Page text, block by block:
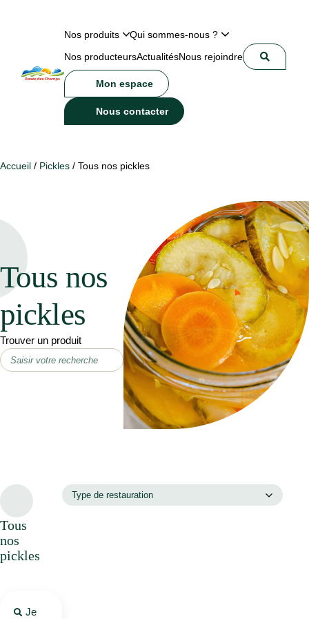
Nos produits
Qui sommes-nous ?
Nos producteursActualitésNous rejoindre
Mon espace
Nous contacter
Accueil / Pickles / Tous nos pickles
Tous nos
pickles
Trouver un produit
Tous
nos
pickles
Je